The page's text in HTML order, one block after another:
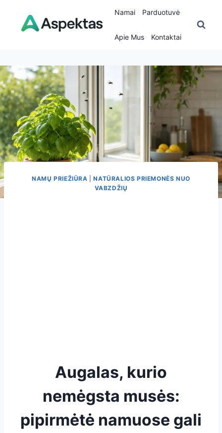
content
Namai Parduotuvė
Apie Mus Kontaktai
NAMŲ PRIEŽIŪRA |NATŪRALIOS PRIEMONĖS NUO
VABZDŽIŲ
Augalas, kurio
nemėgsta musės:
pipirmėtė namuose gali